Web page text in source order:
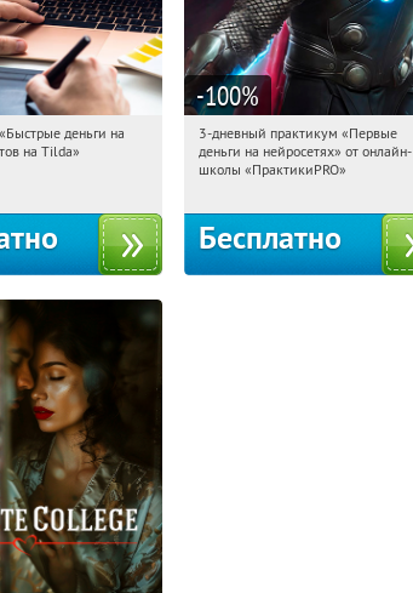
Получили:
деньги на
на Tilda»
-100%
18:46:57 Получили:
Россия
3-дневный практикум «Первые
деньги на нейросетях» от онлайн-
школы «ПрактикиPRO»
Бесплатно